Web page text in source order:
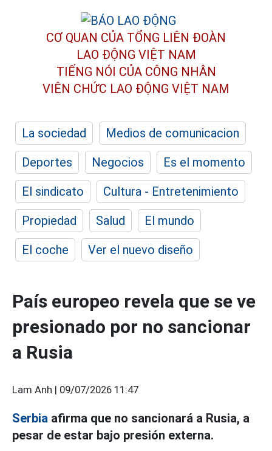
CƠ QUAN CỦA TỔNG LIÊN ĐOÀN
LAO ĐỘNG VIỆT NAM
TIẾNG NÓI CỦA CÔNG NHÂN
VIÊN CHỨC LAO ĐỘNG VIỆT NAM
La sociedad
Medios de comunicacion
Deportes
Negocios
Es el momento
El sindicato
Cultura - Entretenimiento
Propiedad
Salud
El mundo
El coche
Ver el nuevo diseño
País europeo revela que se ve
presionado por no sancionar
a Rusia
Lam Anh | 09/07/2026 11:47
Serbia afirma que no sancionará a Rusia, a
pesar de estar bajo presión externa.